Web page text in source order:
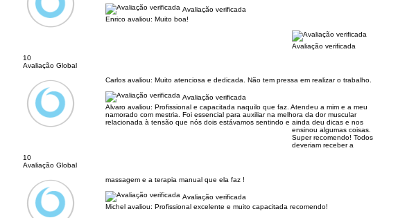
10
Avaliação Global
10
Avaliação Global
Avaliação verificada
Enrico avaliou: Muito boa!
Avaliação verificada
Carlos avaliou: Muito atenciosa e dedicada. Não tem pressa em realizar o trabalho.
Avaliação verificada
Alvaro avaliou: Profissional e capacitada naquilo que faz. Atendeu a mim e a meu
namorado com mestria. Foi essencial para auxiliar na melhora da dor muscular
relacionada à tensão que nós dois estávamos sentindo e ainda deu dicas e nos
ensinou algumas coisas.
Super recomendo! Todos
deveriam receber a
massagem e a terapia manual que ela faz !
Avaliação verificada
Michel avaliou: Profissional excelente e muito capacitada recomendo!